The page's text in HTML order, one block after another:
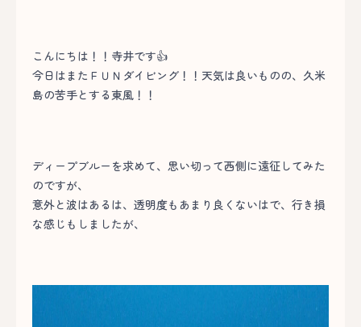
こんにちは！！寺井です👍
今日はまたＦＵＮダイビング！！天気は良いものの、久米
島の苦手とする東風！！
ディープブルーを求めて、思い切って西側に遠征してみた
のですが、
意外と波はあるは、透明度もあまり良くないはで、行き損
な感じもしましたが、